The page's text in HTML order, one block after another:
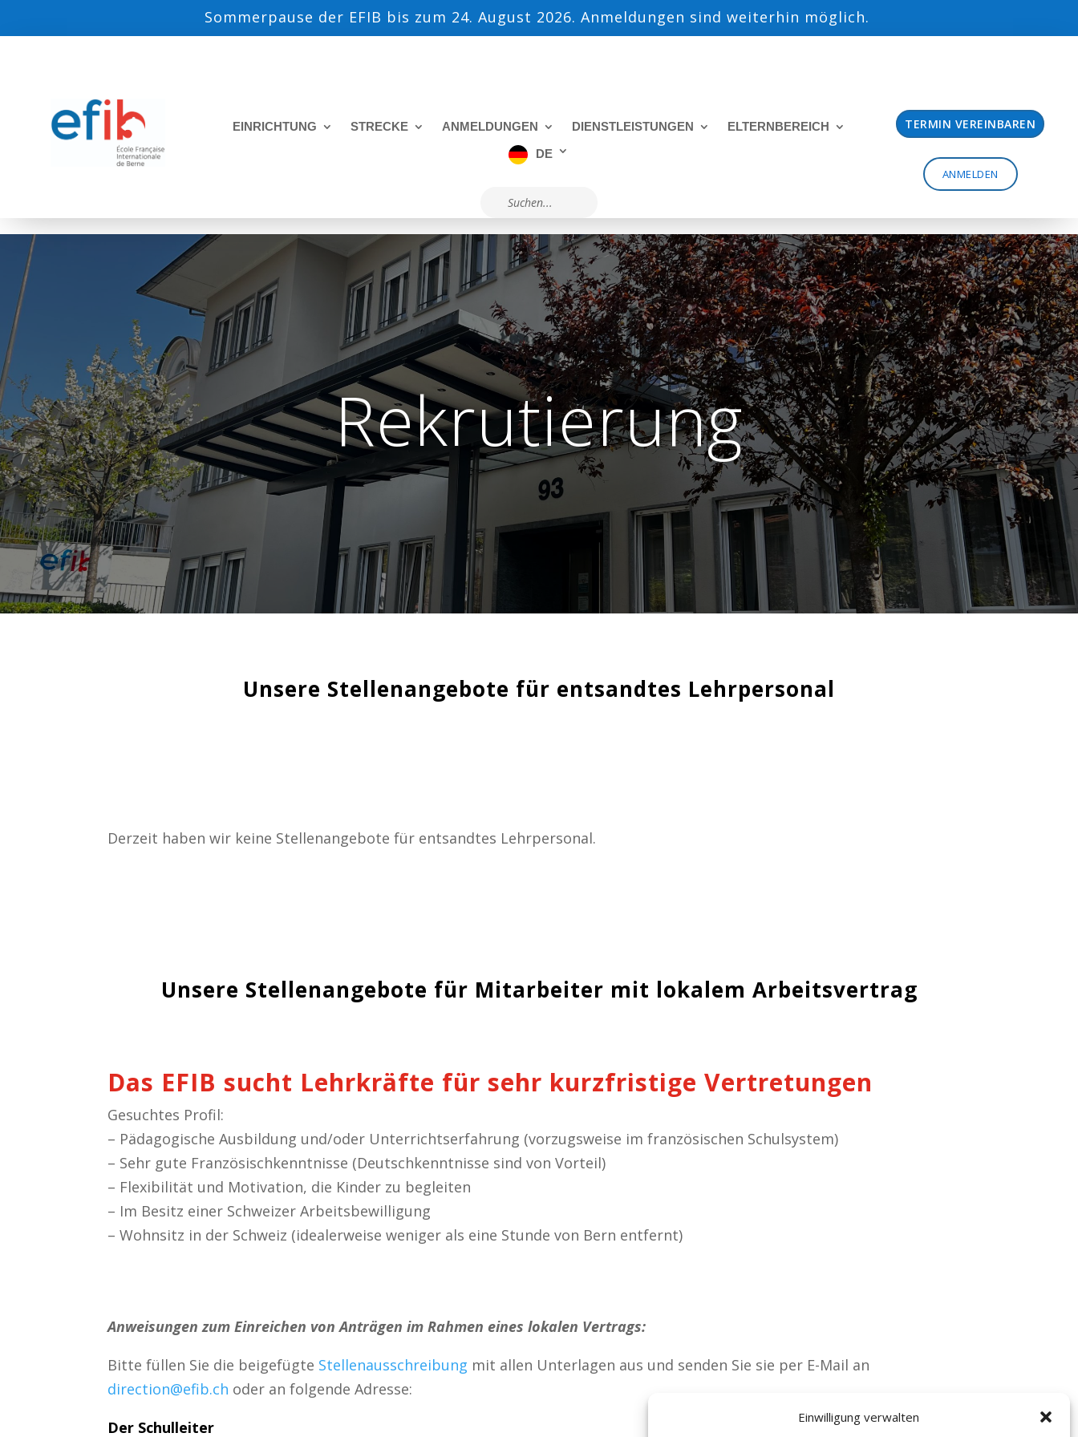
Einwilligung verwalten
Sommerpause der EFIB bis zum 24. August 2026. Anmeldungen sind weiterhin möglich.
EINRICHTUNG STRECKE ANMELDUNGEN DIENSTLEISTUNGEN
ELTERNBEREICH
DE
TERMIN VEREINBAREN
ANMELDEN
Rekrutierung
Unsere Stellenangebote für entsandtes Lehrpersonal
Derzeit haben wir keine Stellenangebote für entsandtes Lehrpersonal.
Unsere Stellenangebote für Mitarbeiter mit lokalem Arbeitsvertrag
Das EFIB sucht Lehrkräfte für sehr kurzfristige Vertretungen
Gesuchtes Profil:
– Pädagogische Ausbildung und/oder Unterrichtserfahrung (vorzugsweise im französischen Schulsystem)
– Sehr gute Französischkenntnisse (Deutschkenntnisse sind von Vorteil)
– Flexibilität und Motivation, die Kinder zu begleiten
– Im Besitz einer Schweizer Arbeitsbewilligung
– Wohnsitz in der Schweiz (idealerweise weniger als eine Stunde von Bern entfernt)
Anweisungen zum Einreichen von Anträgen im Rahmen eines lokalen Vertrags:
Bitte füllen Sie die beigefügte Stellenausschreibung mit allen Unterlagen aus und senden Sie sie per E-Mail an
direction@efib.ch oder an folgende Adresse:
Der Schulleiter